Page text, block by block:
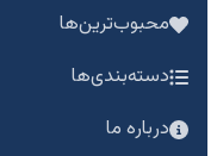
محبوب‌ترین‌ها
دسته‌بندی‌ها
درباره ما